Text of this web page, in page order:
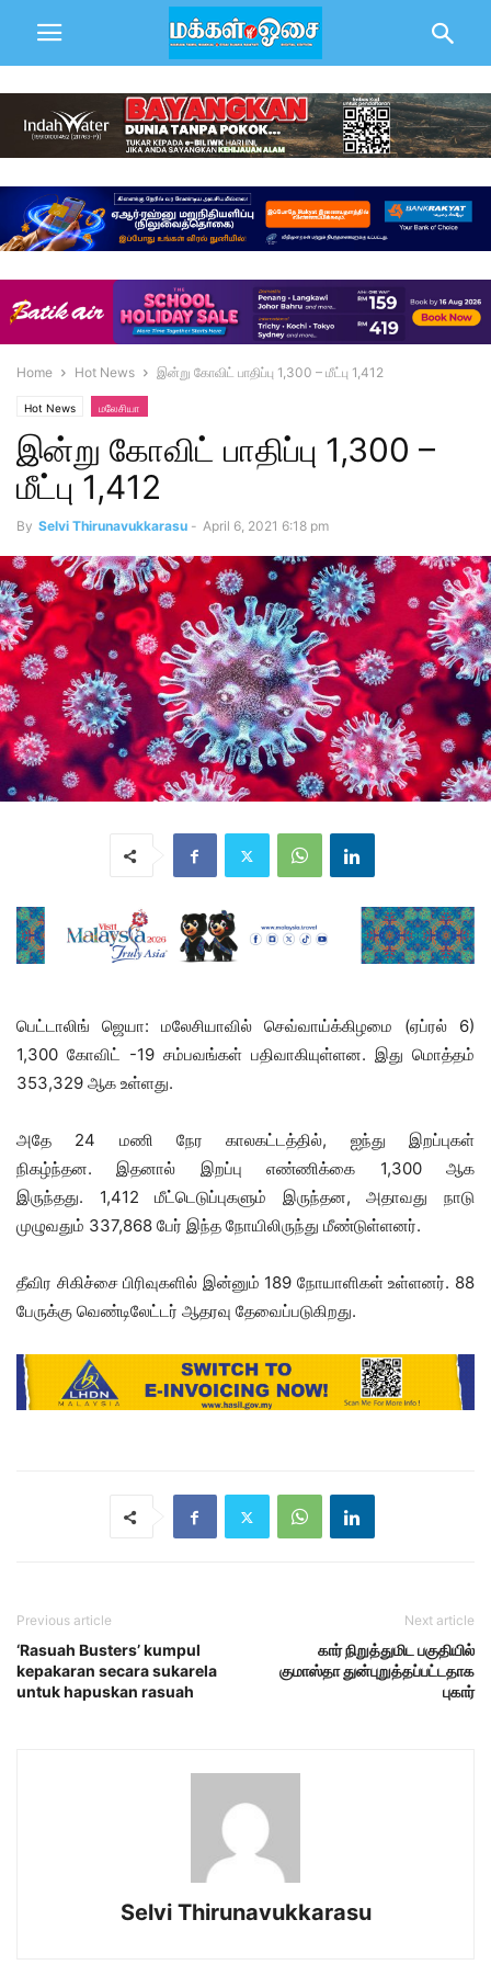
Home Hot News இன்று கோவிட் பாதிப்பு 1,300 – மீட்பு 1,412
Hot News மலேசியா
இன்று கோவிட் பாதிப்பு 1,300 –
மீட்பு 1,412
By Selvi Thirunavukkarasu - April 6, 2021 6:18 pm
பெட்டாலிங் ஜெயா: மலேசியாவில் செவ்வாய்க்கிழமை (ஏப்ரல் 6)
1,300 கோவிட் -19 சம்பவங்கள் பதிவாகியுள்ளன. இது மொத்தம்
353,329 ஆக உள்ளது.
அதே 24 மணி நேர காலகட்டத்தில், ஐந்து இறப்புகள்
நிகழ்ந்தன. இதனால் இறப்பு எண்ணிக்கை 1,300 ஆக
இருந்தது. 1,412 மீட்டெடுப்புகளும் இருந்தன, அதாவது நாடு
முழுவதும் 337,868 பேர் இந்த நோயிலிருந்து மீண்டுள்ளனர்.
தீவிர சிகிச்சை பிரிவுகளில் இன்னும் 189 நோயாளிகள் உள்ளனர். 88
பேருக்கு வெண்டிலேட்டர் ஆதரவு தேவைப்படுகிறது.
Previous article
‘Rasuah Busters’ kumpul
kepakaran secara sukarela
untuk hapuskan rasuah
Next article
கார் நிறுத்துமிட பகுதியில்
குமாஸ்தா துன்புறுத்தப்பட்டதாக
புகார்
Selvi Thirunavukkarasu